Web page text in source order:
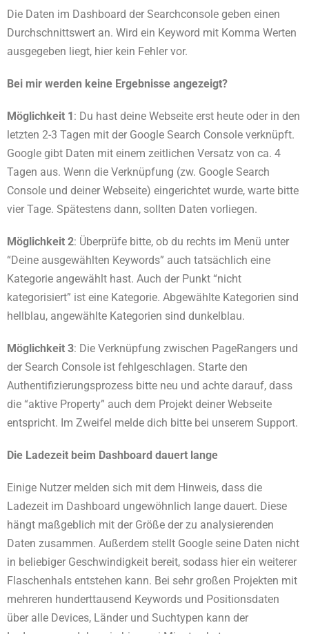
Die Daten im Dashboard der Searchconsole geben einen
Durchschnittswert an. Wird ein Keyword mit Komma Werten
ausgegeben liegt, hier kein Fehler vor.
Bei mir werden keine Ergebnisse angezeigt?
Möglichkeit 1: Du hast deine Webseite erst heute oder in den
letzten 2-3 Tagen mit der Google Search Console verknüpft.
Google gibt Daten mit einem zeitlichen Versatz von ca. 4
Tagen aus. Wenn die Verknüpfung (zw. Google Search
Console und deiner Webseite) eingerichtet wurde, warte bitte
vier Tage. Spätestens dann, sollten Daten vorliegen.
Möglichkeit 2: Überprüfe bitte, ob du rechts im Menü unter
“Deine ausgewählten Keywords” auch tatsächlich eine
Kategorie angewählt hast. Auch der Punkt “nicht
kategorisiert” ist eine Kategorie. Abgewählte Kategorien sind
hellblau, angewählte Kategorien sind dunkelblau.
Möglichkeit 3: Die Verknüpfung zwischen PageRangers und
der Search Console ist fehlgeschlagen. Starte den
Authentifizierungsprozess bitte neu und achte darauf, dass
die “aktive Property” auch dem Projekt deiner Webseite
entspricht. Im Zweifel melde dich bitte bei unserem Support.
Die Ladezeit beim Dashboard dauert lange
Einige Nutzer melden sich mit dem Hinweis, dass die
Ladezeit im Dashboard ungewöhnlich lange dauert. Diese
hängt maßgeblich mit der Größe der zu analysierenden
Daten zusammen. Außerdem stellt Google seine Daten nicht
in beliebiger Geschwindigkeit bereit, sodass hier ein weiterer
Flaschenhals entstehen kann. Bei sehr großen Projekten mit
mehreren hunderttausend Keywords und Positionsdaten
über alle Devices, Länder und Suchtypen kann der